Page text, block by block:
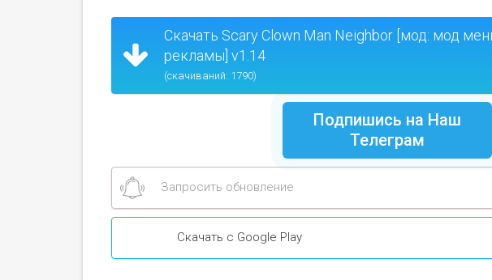
Скачать Scary Clown Man Neighbor [мод: мод
рекламы] v1.14
(скачиваний: 1790)
Подпишись на Наш
Телеграм
Запросить обновление
Скачать с Google Play